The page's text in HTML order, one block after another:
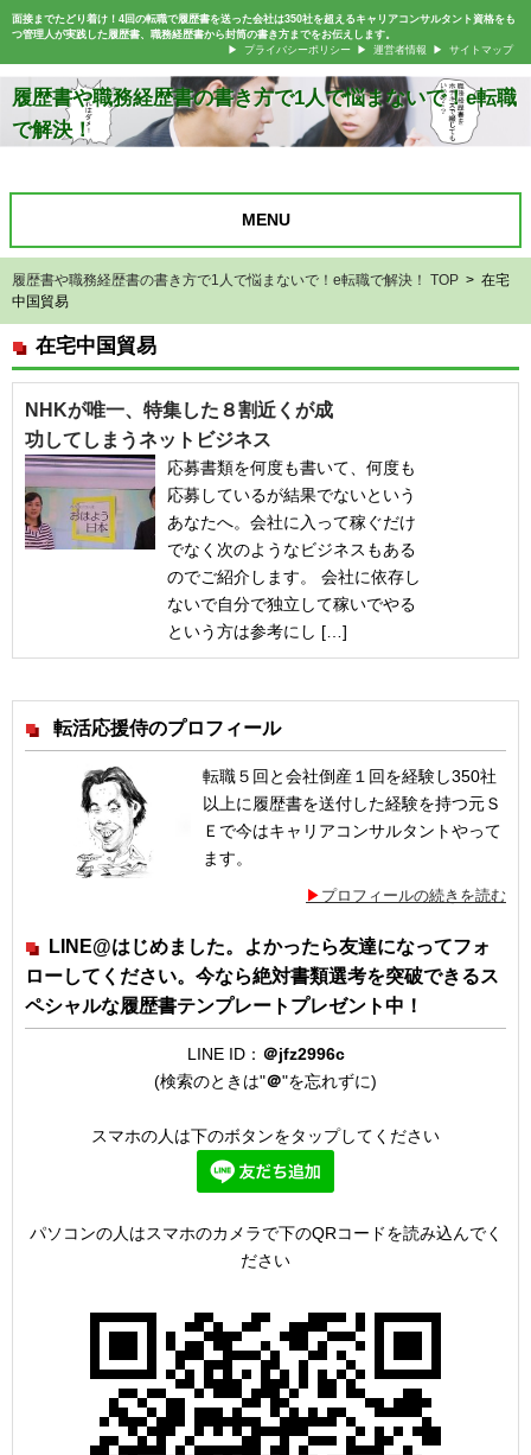
面接までたどり着け！4回の転職で履歴書を送った会社は350社を超えるキャリアコンサルタント資格をも
つ管理人が実践した履歴書、職務経歴書から封筒の書き方までをお伝えします。
プライバシーポリシー
運営者情報 サイトマップ
履歴書や職務経歴書の書き方で1人で悩まないで！e転職
で解決！
MENU
履歴書や職務経歴書の書き方で1人で悩まないで！e転職で解決！ TOP > 在宅
中国貿易
在宅中国貿易
NHKが唯一、特集した８割近くが成
功してしまうネットビジネス
応募書類を何度も書いて、何度も
応募しているが結果でないという
あなたへ。会社に入って稼ぐだけ
でなく次のようなビジネスもある
のでご紹介します。 会社に依存し
ないで自分で独立して稼いでやる
という方は参考にし […]
転活応援侍のプロフィール
転職５回と会社倒産１回を経験し350社
以上に履歴書を送付した経験を持つ元Ｓ
Ｅで今はキャリアコンサルタントやって
ます。
プロフィールの続きを読む
LINE@はじめました。よかったら友達になってフォ
ローしてください。今なら絶対書類選考を突破できるス
ペシャルな履歴書テンプレートプレゼント中！
LINE ID： ＠jfz2996c
(検索のときは"＠"を忘れずに)
スマホの人は下のボタンをタップしてください
パソコンの人はスマホのカメラで下のQRコードを読み込んでく
ださい